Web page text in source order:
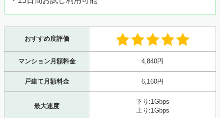
おすすめ度評価
マンション月額料金 4,840円
戸建て月額料金 6,160円
最大速度
下り:1Gbps
上り:1Gbps